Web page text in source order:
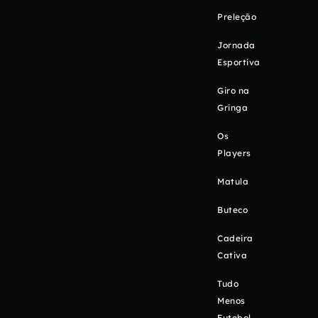
Preleção
Jornada
Esportiva
Giro na
Gringa
Os
Players
Matula
Buteco
Cadeira
Cativa
Tudo
Menos